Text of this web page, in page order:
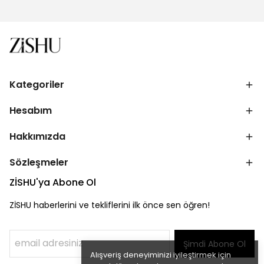
Alışveriş deneyiminizi iyileştirmek için
Kategoriler
Hesabım
Hakkımızda
Sözleşmeler
ZİSHU'ya Abone Ol
ZİSHU haberlerini ve tekliflerini ilk önce sen öğren!
Şimdi Abone Ol